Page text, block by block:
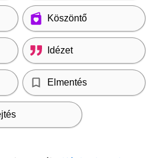
Köszöntő
Idézet
Elmentés